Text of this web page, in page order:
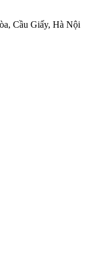
Cầu Giấy, Hà Nội